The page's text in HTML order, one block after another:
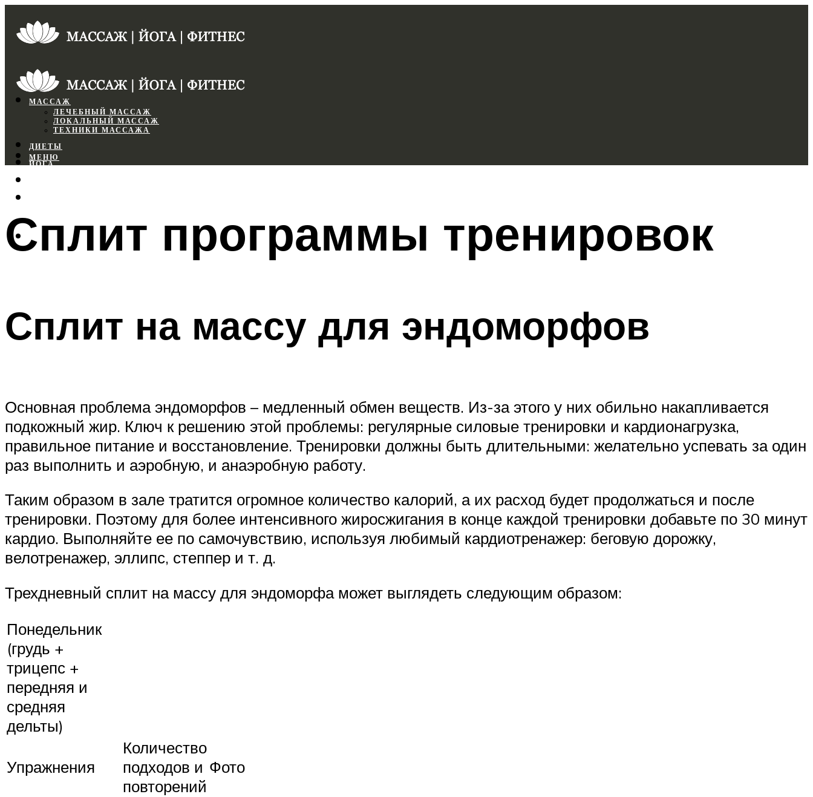
МАССАЖ
ЛЕЧЕБНЫЙ МАССАЖ
ЛОКАЛЬНЫЙ МАССАЖ
ТЕХНИКИ МАССАЖА
ДИЕТЫ
ЙОГА
МЕНЮ
Сплит программы тренировок
Сплит на массу для эндоморфов
Основная проблема эндоморфов – медленный обмен веществ. Из-за этого у них обильно накапливается
подкожный жир. Ключ к решению этой проблемы: регулярные силовые тренировки и кардионагрузка,
правильное питание и восстановление. Тренировки должны быть длительными: желательно успевать за один
раз выполнить и аэробную, и анаэробную работу.
Таким образом в зале тратится огромное количество калорий, а их расход будет продолжаться и после
тренировки. Поэтому для более интенсивного жиросжигания в конце каждой тренировки добавьте по 30 минут
кардио. Выполняйте ее по самочувствию, используя любимый кардиотренажер: беговую дорожку,
велотренажер, эллипс, степпер и т. д.
Трехдневный сплит на массу для эндоморфа может выглядеть следующим образом:
Понедельник
(грудь +
трицепс +
передняя и
средняя
дельты)
Упражнения
Количество
подходов и
повторений
Фото